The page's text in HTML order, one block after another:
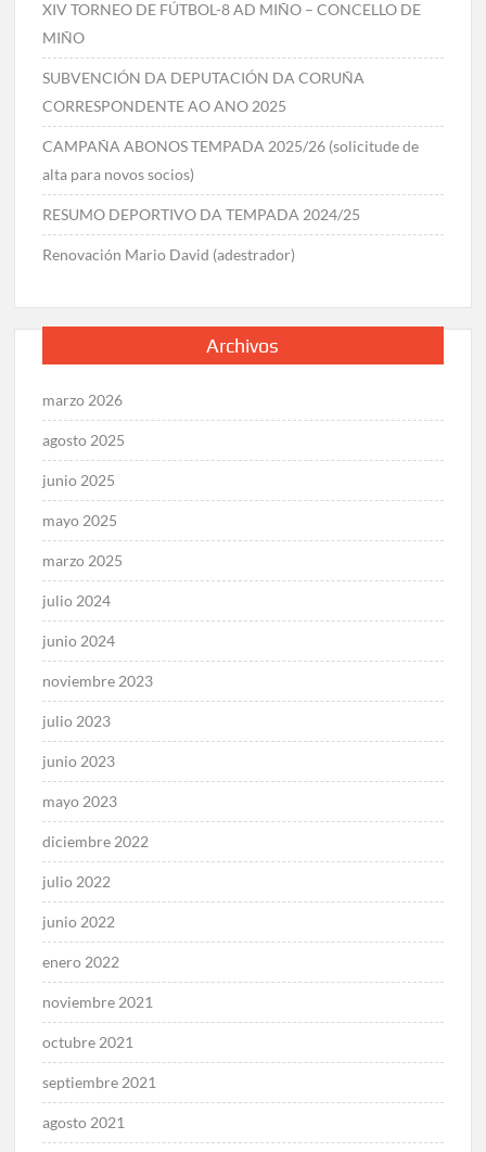
XIV TORNEO DE FÚTBOL-8 AD MIÑO – CONCELLO DE
MIÑO
SUBVENCIÓN DA DEPUTACIÓN DA CORUÑA
CORRESPONDENTE AO ANO 2025
CAMPAÑA ABONOS TEMPADA 2025/26 (solicitude de
alta para novos socios)
RESUMO DEPORTIVO DA TEMPADA 2024/25
Renovación Mario David (adestrador)
Archivos
marzo 2026
agosto 2025
junio 2025
mayo 2025
marzo 2025
julio 2024
junio 2024
noviembre 2023
julio 2023
junio 2023
mayo 2023
diciembre 2022
julio 2022
junio 2022
enero 2022
noviembre 2021
octubre 2021
septiembre 2021
agosto 2021